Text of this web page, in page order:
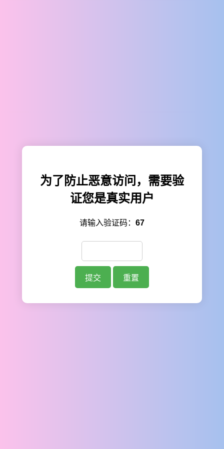
为了防止恶意访问，需要验
证您是真实用户
请输入验证码： 67
提交 重置